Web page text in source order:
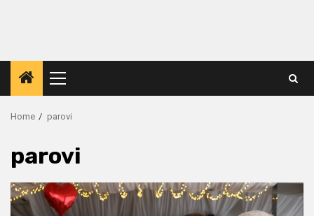
Primary
Menu
Home parovi
parovi